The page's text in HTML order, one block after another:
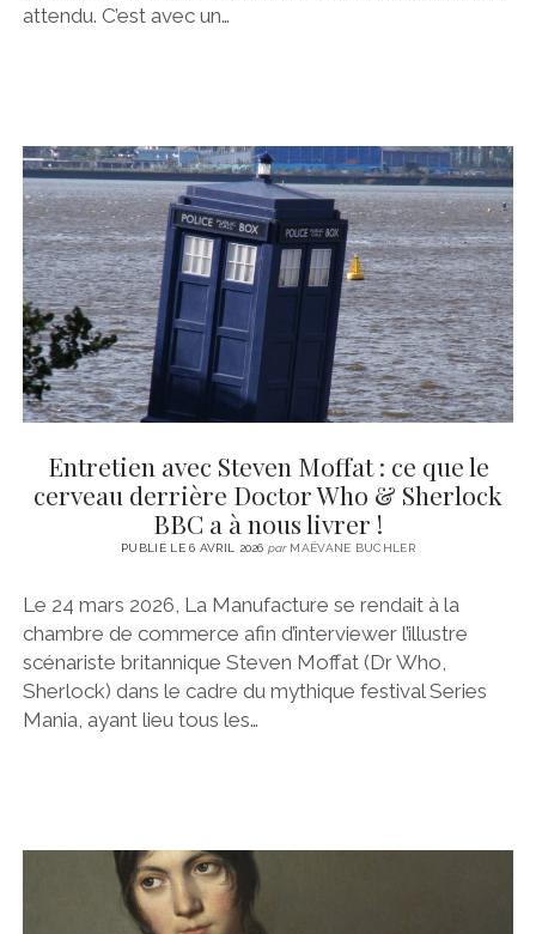
attendu. C’est avec un…
Entretien avec Steven Moffat : ce que le
cerveau derrière Doctor Who & Sherlock
BBC a à nous livrer !
PUBLIÉ LE 6 AVRIL 2026parMAËVANE BUCHLER
Le 24 mars 2026, La Manufacture se rendait à la
chambre de commerce afin d’interviewer l’illustre
scénariste britannique Steven Moffat (Dr Who,
Sherlock) dans le cadre du mythique festival Series
Mania, ayant lieu tous les…